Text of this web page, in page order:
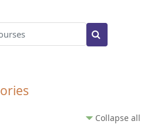
Search courses
Collapse all